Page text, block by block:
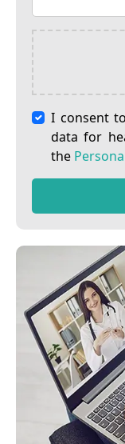
I consent
data for
the